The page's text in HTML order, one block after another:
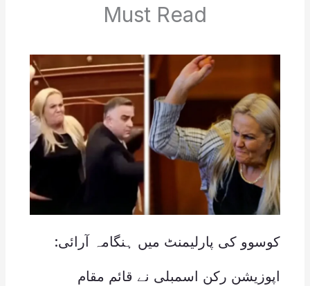
Must Read
کوسوو کی پارلیمنٹ میں ہنگامہ آرائی:
اپوزیشن رکن اسمبلی نے قائم مقام